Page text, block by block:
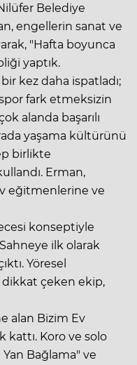
Belediye
engellerin sanat ve
"Hafta boyunca
yaptık.
kez daha ispatladı;
fark etmeksizin
alanda başarılı
yaşama kültürünü
birlikte
Erman,
eğitmenlerine ve
konseptiyle
ilk olarak
Yöresel
dikkat çeken ekip,
alan Bizim Ev
kattı. Koro ve solo
Yan Bağlama" ve